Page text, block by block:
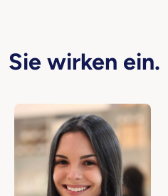
Sie wirken ein.